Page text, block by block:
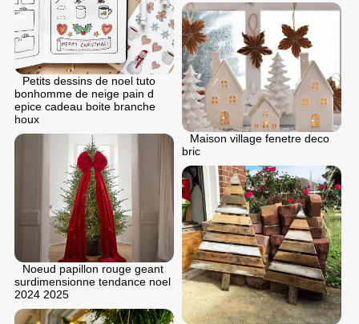
Petits dessins de noel tuto
bonhomme de neige pain d
epice cadeau boite branche
houx
Maison village fenetre deco
bric
Noeud papillon rouge geant
surdimensionne tendance noel
2024 2025